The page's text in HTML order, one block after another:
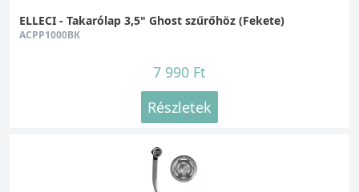
ELLECI - Takarólap 3,5" Ghost szűrőhöz (Fekete)
ACPP1000BK
7 990 Ft
Részletek